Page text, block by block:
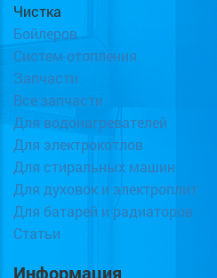
Чистка
Бойлеров
Систем отопления
Запчасти
Все запчасти
Для водонагревателей
Для электрокотлов
Для стиральных машин
Для духовок и электроплит
Для батарей и радиаторов
Статьи
Информация